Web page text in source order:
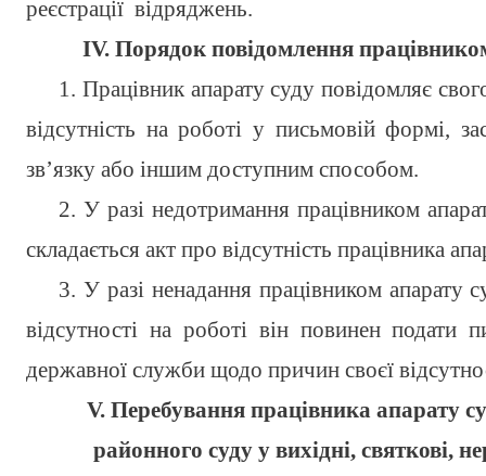
реєстрації відряджень.
ІV. Порядок повідомлення
1. Працівник апарату суду повідомляє
відсутність на роботі у письмовій формі,
зв’язку або іншим доступним способом.
2. У разі недотримання працівником
складається акт про відсутність працівника
3. У разі ненадання працівником апарату
відсутності на роботі він повинен подати
державної служби щодо причин своєї
V. Перебування працівника апарату
районного суду у вихідні, святкові,